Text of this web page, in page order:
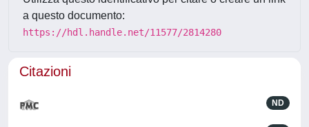
a questo documento:
https://hdl.handle.net/11577/2814280
Citazioni
ND